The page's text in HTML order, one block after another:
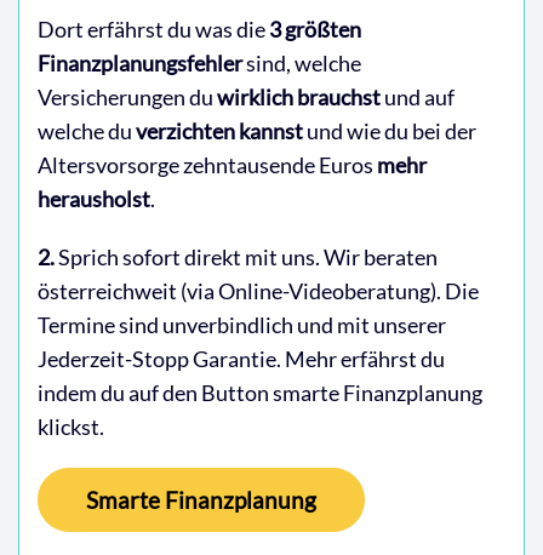
Dort erfährst du was die3 größten
Finanzplanungsfehlersind, welche
Versicherungen duwirklich brauchstund auf
welche duverzichten kannstund wie du bei der
Altersvorsorge zehntausende Euros mehr
herausholst.
2.Sprich sofort direkt mit uns. Wir beraten
österreichweit (via Online-Videoberatung). Die
Termine sind unverbindlich und mit unserer
Jederzeit-Stopp Garantie. Mehr erfährst du
indem du auf den Button smarte Finanzplanung
klickst.
Smarte Finanzplanung